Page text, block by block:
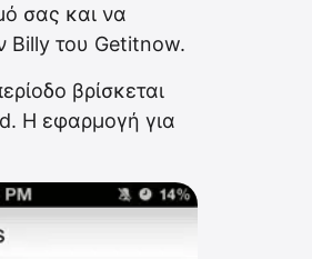
σας και να
Billy του Getitnow.
βρίσκεται
Η εφαρμογή για